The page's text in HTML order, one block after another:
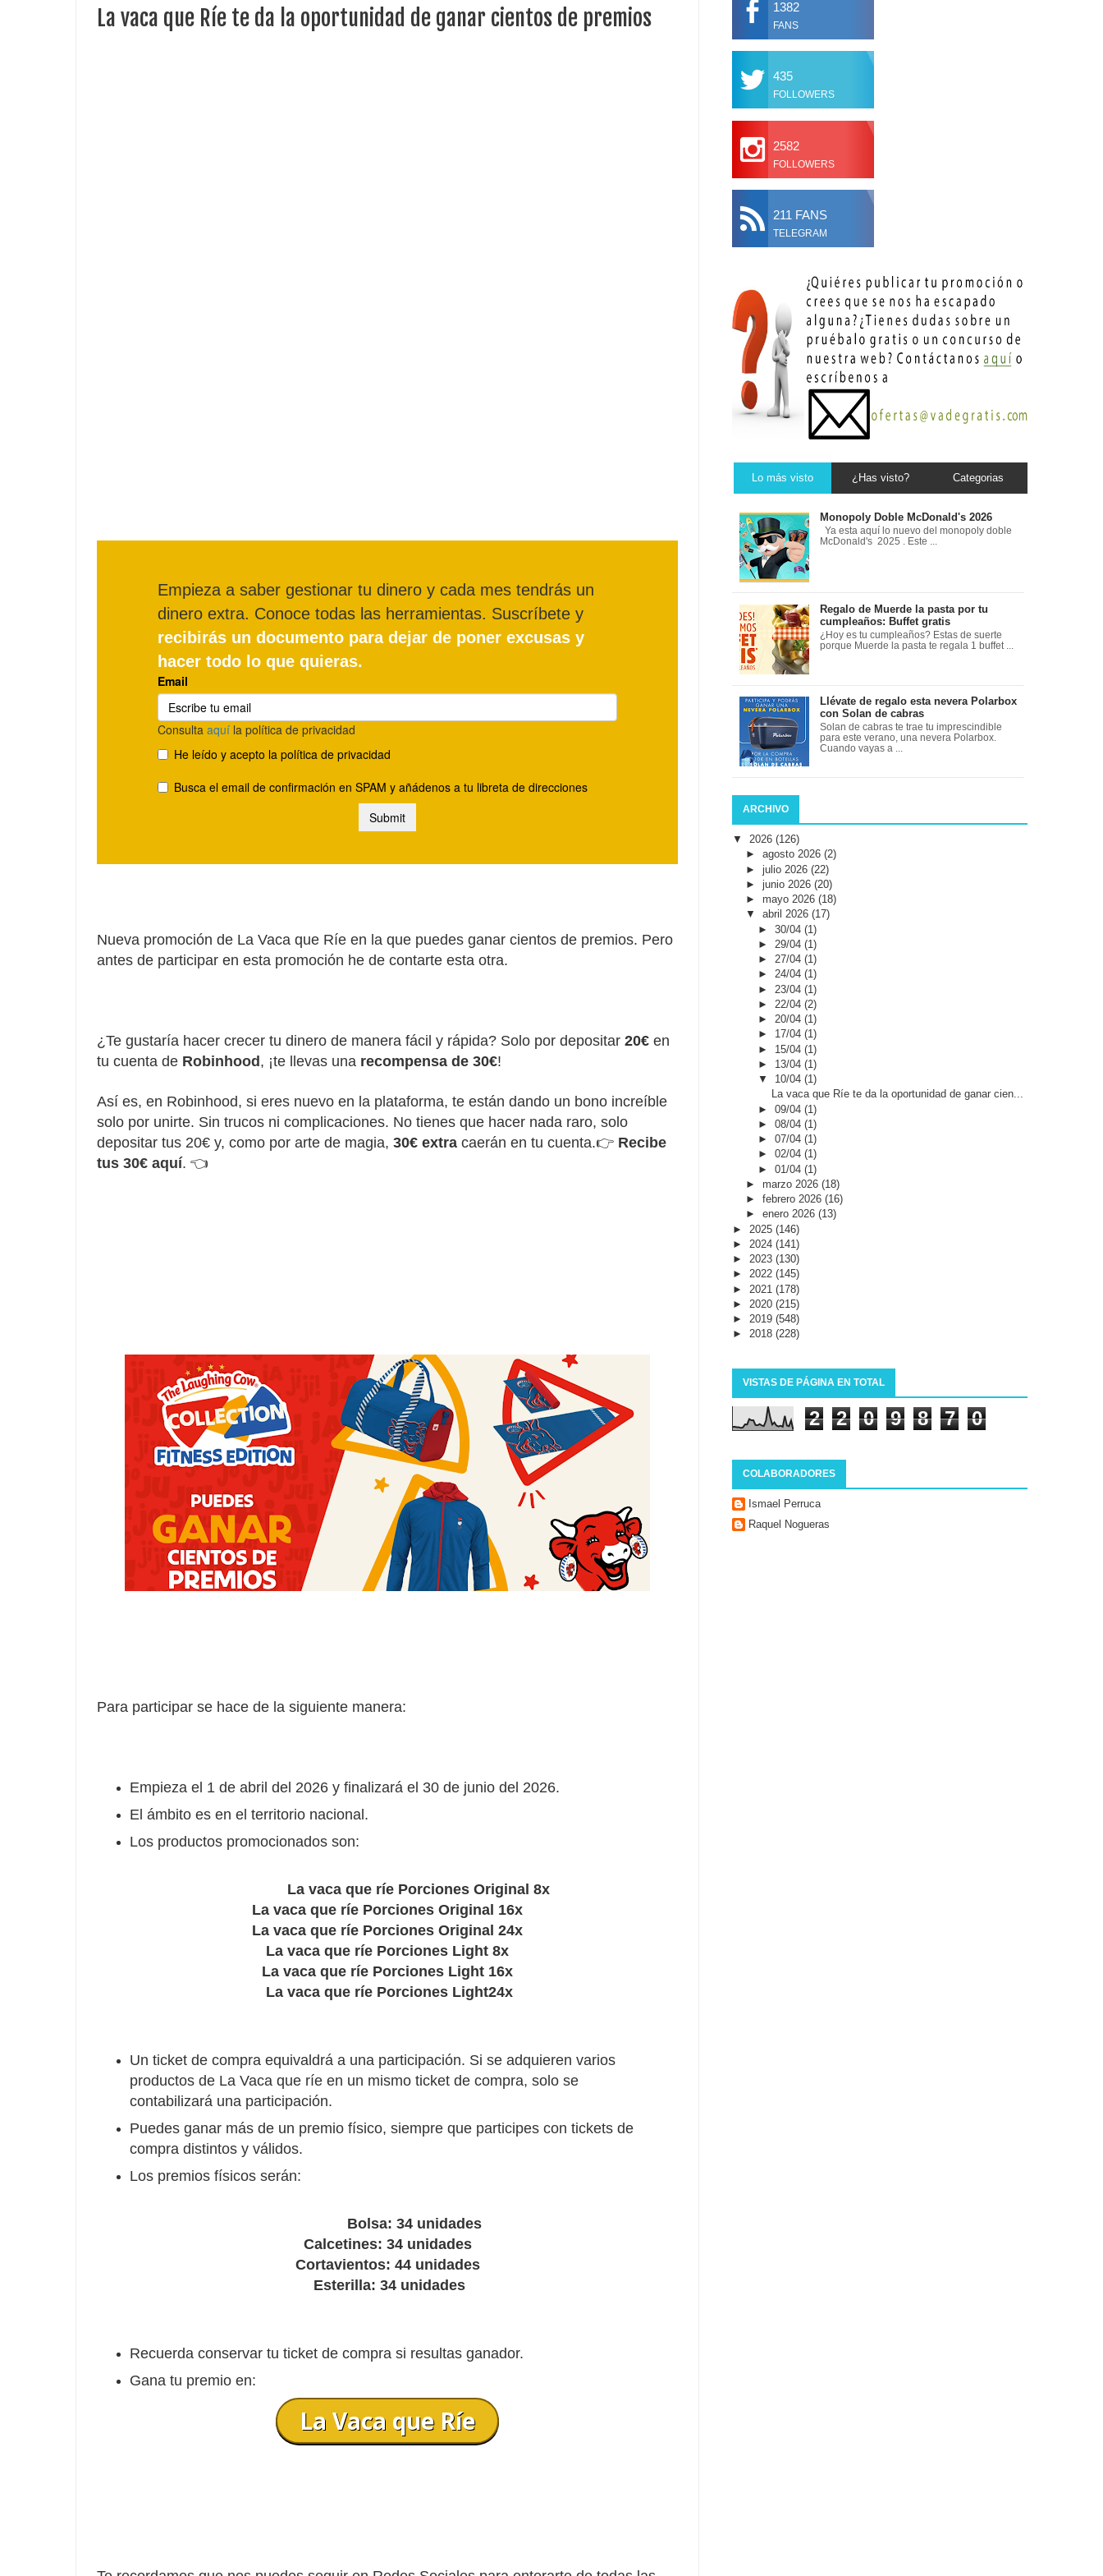
La vaca que Ríe te da la oportunidad de ganar cientos de premios
Nueva promoción de La Vaca que Ríe en la que puedes ganar cientos de premios. Pero
antes de participar en esta promoción he de contarte esta otra.
¿Te gustaría hacer crecer tu dinero de manera fácil y rápida? Solo por depositar 20€ en
tu cuenta de Robinhood, ¡te llevas una recompensa de 30€!
Así es, en Robinhood, si eres nuevo en la plataforma, te están dando un bono increíble
solo por unirte. Sin trucos ni complicaciones. No tienes que hacer nada raro, solo
depositar tus 20€ y, como por arte de magia, 30€ extra caerán en tu cuenta.👉 Recibe
tus 30€ aquí. 👈
Para participar se hace de la siguiente manera:
Empieza el 1 de abril del 2026 y finalizará el 30 de junio del 2026.
El ámbito es en el territorio nacional.
Los productos promocionados son:
La vaca que ríe Porciones Original 8x
La vaca que ríe Porciones Original 16x
La vaca que ríe Porciones Original 24x
La vaca que ríe Porciones Light 8x
La vaca que ríe Porciones Light 16x
La vaca que ríe Porciones Light24x
Un ticket de compra equivaldrá a una participación. Si se adquieren varios
productos de La Vaca que ríe en un mismo ticket de compra, solo se
contabilizará una participación.
Puedes ganar más de un premio físico, siempre que participes con tickets de
compra distintos y válidos.
Los premios físicos serán:
Bolsa: 34 unidades
Calcetines: 34 unidades
Cortavientos: 44 unidades
Esterilla: 34 unidades
Recuerda conservar tu ticket de compra si resultas ganador.
Gana tu premio en:
La Vaca que Ríe
1382
FANS
435
FOLLOWERS
2582
FOLLOWERS
211 FANS
TELEGRAM
Lo más visto ¿Has visto? Categorias
Monopoly Doble McDonald's 2026
Ya esta aquí lo nuevo del monopoly doble
McDonald's 2025 . Este ...
Regalo de Muerde la pasta por tu
cumpleaños: Buffet gratis
¿Hoy es tu cumpleaños? Estas de suerte
porque Muerde la pasta te regala 1 buffet ...
Llévate de regalo esta nevera Polarbox
con Solan de cabras
Solan de cabras te trae tu imprescindible
para este verano, una nevera Polarbox.
Cuando vayas a ...
ARCHIVO
▼ 2026 (126)
► agosto 2026 (2)
► julio 2026 (22)
► junio 2026 (20)
► mayo 2026 (18)
▼ abril 2026 (17)
►30/04(1)
► 29/04(1)
►27/04(1)
►24/04(1)
► 23/04(1)
► 22/04(2)
►20/04(1)
► 17/04(1)
► 15/04(1)
► 13/04(1)
▼ 10/04(1)
La vaca que Ríe te da la oportunidad de ganar cien...
►09/04(1)
►08/04(1)
►07/04(1)
►02/04(1)
►01/04(1)
► marzo 2026 (18)
► febrero 2026 (16)
► enero 2026 (13)
► 2025 (146)
► 2024 (141)
► 2023 (130)
► 2022 (145)
► 2021 (178)
► 2020 (215)
► 2019 (548)
► 2018 (228)
VISTAS DE PÁGINA EN TOTAL
2 2 0 9 8 7 0
COLABORADORES
Ismael Perruca
Raquel Nogueras